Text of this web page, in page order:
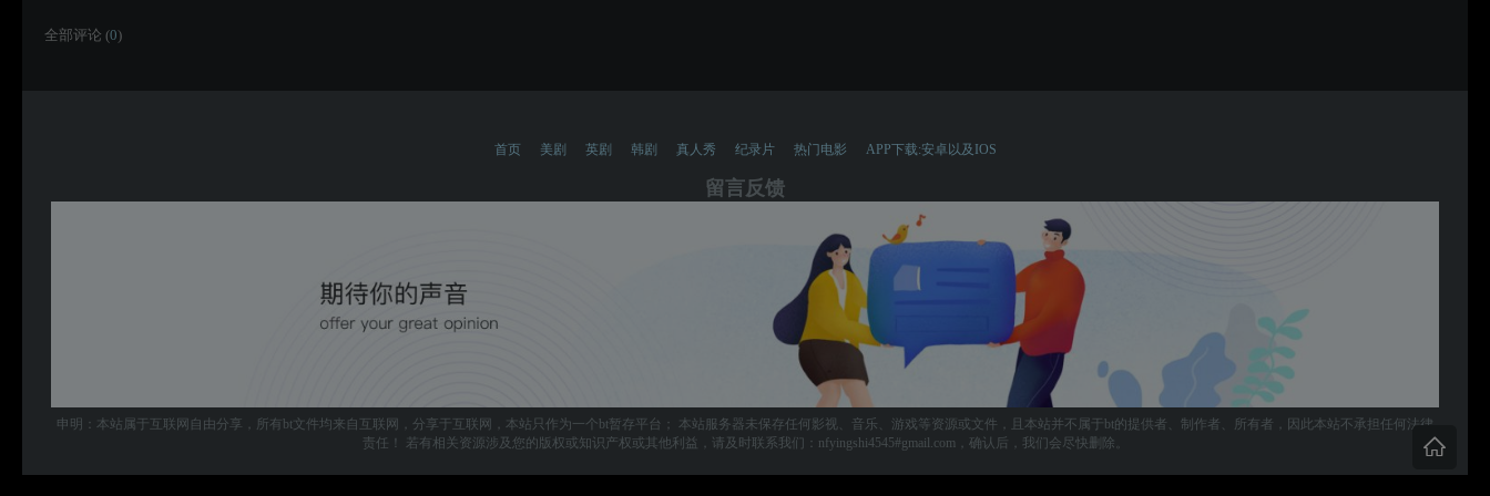
全部评论 (0)
首页 美剧 英剧 韩剧 真人秀 纪录片 热门电影 APP下载:安卓以及IOS
留言反馈
申明：本站属于互联网自由分享，所有bt文件均来自互联网，分享于互联网，本站只作为一个bt暂存平台； 本站服务器未保存任何影视、音乐、游戏等资源或文件，且本站并不属于bt的提供者、制作者、所有者，因此本站不承担任何法律
责任！ 若有相关资源涉及您的版权或知识产权或其他利益，请及时联系我们：nfyingshi4545#gmail.com，确认后，我们会尽快删除。